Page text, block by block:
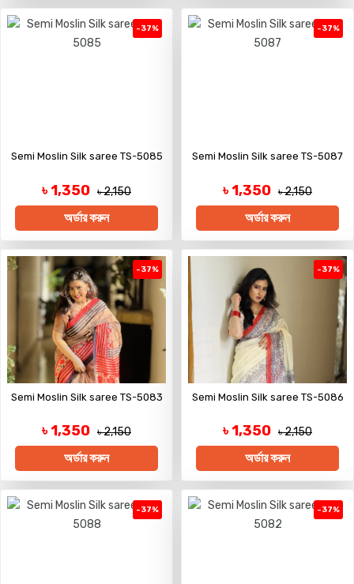
-37%
Semi Moslin Silk saree TS-5085
৳ 1,350 ৳ 2,150
অর্ডার করুন
-37%
Semi Moslin Silk saree TS-5087
৳ 1,350 ৳ 2,150
অর্ডার করুন
-37%
Semi Moslin Silk saree TS-5083
৳ 1,350 ৳ 2,150
অর্ডার করুন
-37%
Semi Moslin Silk saree TS-5086
৳ 1,350 ৳ 2,150
অর্ডার করুন
-37% -37%